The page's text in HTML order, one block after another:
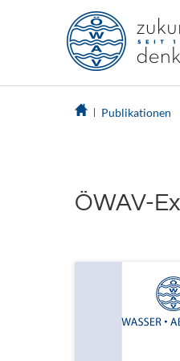
Publikationen
ÖWAV-